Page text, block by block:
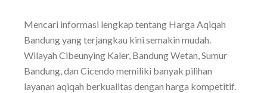
Mencari informasi lengkap tentang Harga Aqiqah
Bandung yang terjangkau kini semakin mudah.
Wilayah Cibeunying Kaler, Bandung Wetan, Sumur
Bandung, dan Cicendo memiliki banyak pilihan
layanan aqiqah berkualitas dengan harga kompetitif.